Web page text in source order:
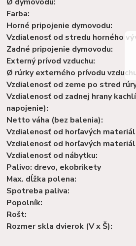
Farba:
Horné pripojenie dymovodu:
Vzdialenosť od stredu horného
Zadné pripojenie dymovodu:
Externý prívod vzduchu:
Ø rúrky externého prívodu
Vzdialenosť od zeme po stred
Vzdialenosť od zadnej hrany
napojenie):
Netto váha (bez balenia):
Vzdialenosť od horľavých
Vzdialenosť od horľavých
Vzdialenosť od nábytku:
Palivo: drevo, ekobrikety
Max. dĺžka polena:
Spotreba paliva:
Popolník:
Rošt:
Rozmer skla dvierok (V x Š):